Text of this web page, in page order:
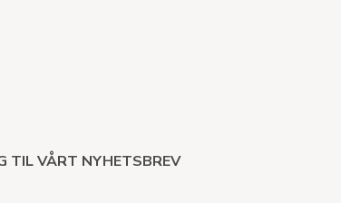
TIL VÅRT NYHETSBREV